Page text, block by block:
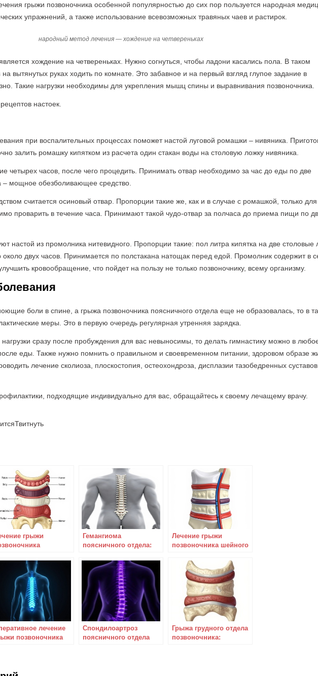
грыжи позвоночника особенной популярностью до сих пор пользуется народная
упражнений, а также использование всевозможных травяных чаев и растирок.
народный метод лечения — хождение на четвереньках
хождение на четвереньках. Нужно согнуться, чтобы ладони касались пола. В таком
вытянутых руках ходить по комнате. Это забавное и на первый взгляд глупое задание в
Такие нагрузки необходимы для укрепления мышц спины и выравнивания позвоночника.
настоек.
при воспалительных процессах поможет настой луговой ромашки – нивяника.
залить ромашку кипятком из расчета один стакан воды на столовую ложку нивяника.
четырех часов, после чего процедить. Принимать отвар необходимо за час до еды по две
– мощное обезболивающее средство.
считается осиновый отвар. Пропорции такие же, как и в случае с ромашкой, только для
проварить в течение часа. Принимают такой чудо-отвар за полчаса до приема пищи по
настой из промолника нитевидного. Пропорции такие: пол литра кипятка на две столовые
около двух часов. Принимается по полстакана натощак перед едой. Промолник содержит в
кровообращение, что пойдет на пользу не только позвоночнику, всему организму.
боли в спине, а грыжа позвоночника поясничного отдела еще не образовалась, то в
меры. Это в первую очередь регулярная утренняя зарядка.
сразу после пробуждения для вас невыносимы, то делать гимнастику можно в
еды. Также нужно помнить о правильном и своевременном питании, здоровом образе
лечение сколиоза, плоскостопия, остеохондроза, дисплазии тазобедренных
подходящие индивидуально для вас, обращайтесь к своему лечащему врачу.
Твитнуть
грыжи
– путь к
или
Гемангиома
поясничного отдела:
как с нею бороться?
Лечение грыжи
позвоночника шейного
выздоровления
лечение
позвоночника
Спондилоартроз
поясничного отдела
Грыжа грудного отдела
позвоночника: